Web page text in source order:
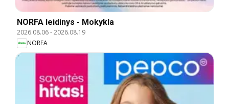
NORFA leidinys - Mokykla
2026.08.06-2026.08.19
NORFA